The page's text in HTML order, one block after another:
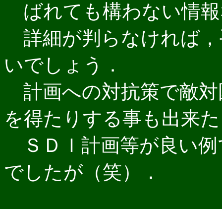
ばれても構わない情
詳細が判らなければ
いでしょう．
計画への対抗策で敵
を得たりする事も出来
ＳＤＩ計画等が良い
でしたが（笑）．